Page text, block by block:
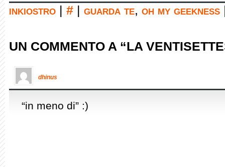
inkiostro # guarda te, oh my geekness
UN COMMENTO A “LA
dhinus
“in meno di” :)